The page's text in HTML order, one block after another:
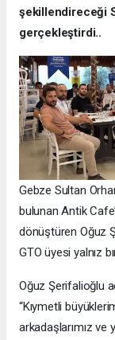
şekillendireceği
gerçekleştirdi..
Gebze Sultan
bulunan Antik
dönüştüren Oğuz
GTO üyesi yalnız
Oğuz Şerifalioğlu
“Kıymetli
arkadaşlarımız ve